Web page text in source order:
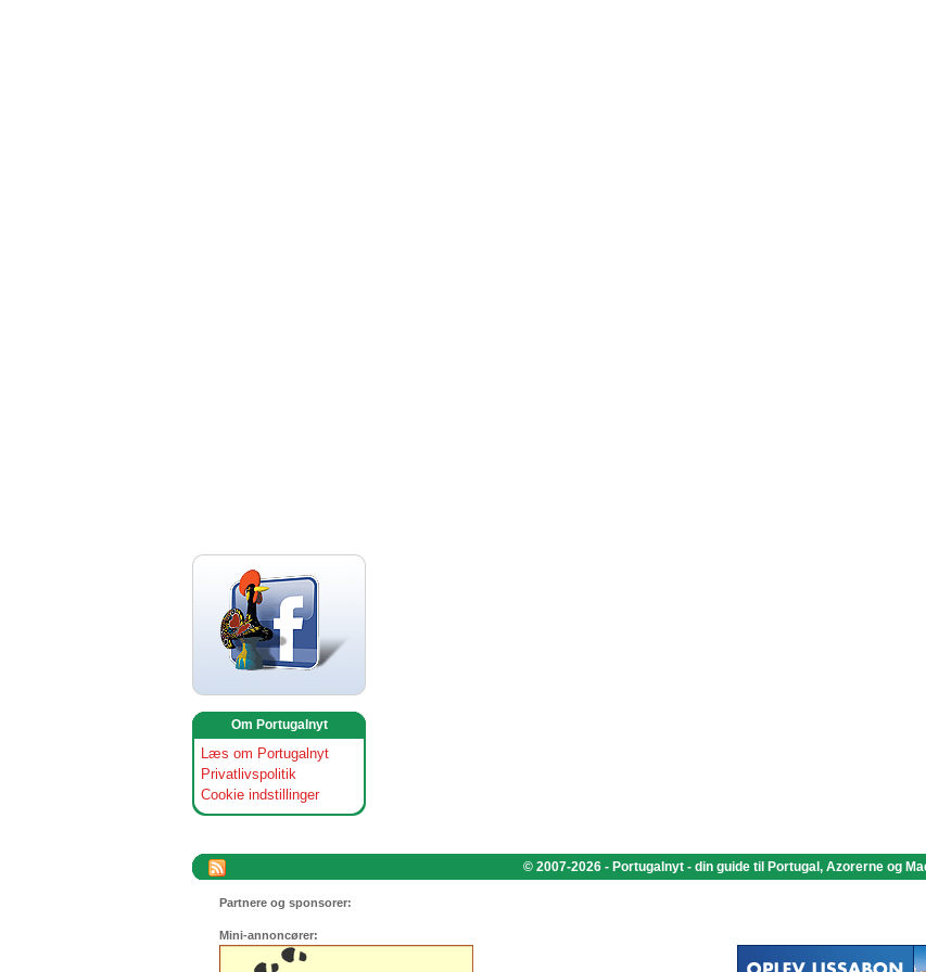
Om Portugalnyt
Læs om Portugalnyt
Privatlivspolitik
Cookie indstillinger
© 2007-2026 - Portugalnyt - din guide til Portugal, Azorerne og
Partnere og sponsorer:
Mini-annoncører: